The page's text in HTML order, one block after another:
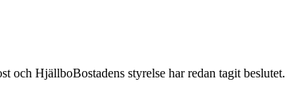
och HjällboBostadens styrelse har redan tagit beslutet.